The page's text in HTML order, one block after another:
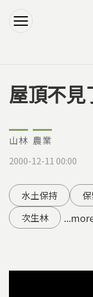
您在這裡
屋頂不見
山林 農業
2000-12-11 00:00
水土保持
次生林